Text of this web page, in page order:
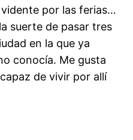
por las ferias…
suerte de pasar tres
en la que ya
conocía. Me gusta
de vivir por allí